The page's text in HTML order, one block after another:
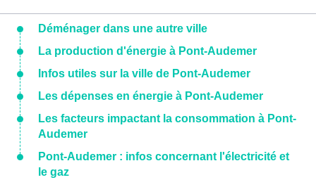
Déménager dans une autre ville
La production d'énergie à Pont-Audemer
Infos utiles sur la ville de Pont-Audemer
Les dépenses en énergie à Pont-Audemer
Les facteurs impactant la consommation à Pont-
Audemer
Pont-Audemer : infos concernant l'électricité et
le gaz